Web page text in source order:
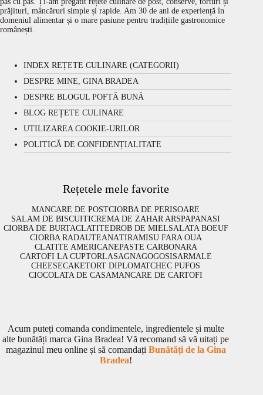
prăjituri, mâncăruri simple și rapide. Am 30 de ani de experiență în
domeniul alimentar și o mare pasiune pentru tradițiile gastronomice
românești.
INDEX REȚETE CULINARE (CATEGORII)
DESPRE MINE, GINA BRADEA
DESPRE BLOGUL POFTĂ BUNĂ
BLOG REȚETE CULINARE
UTILIZAREA COOKIE-URILOR
POLITICĂ DE CONFIDENȚIALITATE
Rețetele mele favorite
MANCARE DE POSTCIORBA DE PERISOARE
SALAM DE BISCUITICREMA DE ZAHAR ARSPAPANASI
CIORBA DE BURTACLATITEDROB DE MIELSALATA BOEUF
CIORBA RADAUTEANATIRAMISU FARA OUA
CLATITE AMERICANEPASTE CARBONARA
CARTOFI LA CUPTORLASAGNAGOGOSISARMALE
CHEESECAKETORT DIPLOMATCHEC PUFOS
CIOCOLATA DE CASAMANCARE DE CARTOFI
Acum puteți comanda condimentele, ingredientele și multe
alte bunătăți marca Gina Bradea! Vă recomand să vă uitați pe
magazinul meu online și să comandați Bunătăți de la Gina
Bradea!